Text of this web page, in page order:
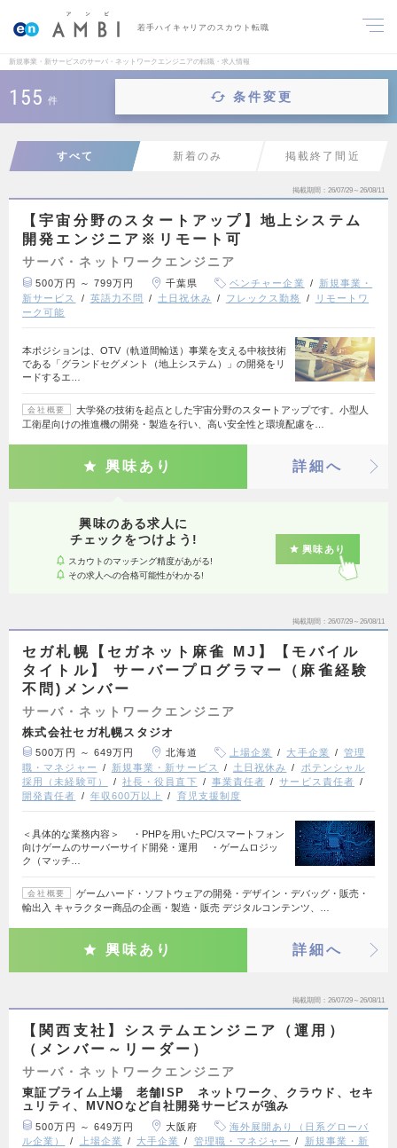
若手ハイキャリアのスカウト転職
新規事業・新サービスのサーバ・ネットワークエンジニアの転職・求人情報
155 件 条件変更
すべて 新着のみ 掲載終了間近
掲載期間 26/07/29～26/08/11
【宇宙分野のスタートアップ】地上システム
開発エンジニア※リモート可
サーバ・ネットワークエンジニア
500万円 ～ 799万円 千葉県 ベンチャー企業
新規事業・
新サービス
英語力不問 土日祝休み フレックス勤務
リモートワ
ーク可能
本ポジションは、OTV（軌道間輸送）事業を支える中核技術
である「グランドセグメント（地上システム）」の開発をリ
ードするエ…
会社概要
大学発の技術を起点とした宇宙分野のスタートアップです。小型人
工衛星向けの推進機の開発・製造を行い、高い安全性と環境配慮を…
興味あり 詳細へ
興味のある求人に
チェックをつけよう!
スカウトのマッチング精度があがる!
その求人への合格可能性がわかる!
興味あり
掲載期間 26/07/29～26/08/11
セガ札幌【セガネット麻雀 MJ】【モバイル
タイトル】 サーバープログラマー（麻雀経験
不問)メンバー
サーバ・ネットワークエンジニア
株式会社セガ札幌スタジオ
500万円 ～ 649万円 北海道 上場企業 大手企業
管理
職・マネジャー
新規事業・新サービス 土日祝休み
ポテンシャル
採用（未経験可）
社長・役員直下 事業責任者
サービス責任者
開発責任者
年収600万以上 育児支援制度
＜具体的な業務内容＞ ・PHPを用いたPC/スマートフォン
向けゲームのサーバーサイド開発・運用 ・ゲームロジッ
ク（マッチ…
会社概要
ゲームハード・ソフトウェアの開発・デザイン・デバッグ・販売・
輸出入 キャラクター商品の企画・製造・販売 デジタルコンテンツ、…
興味あり 詳細へ
掲載期間 26/07/29～26/08/11
【関西支社】システムエンジニア（運用）
（メンバー～リーダー）
サーバ・ネットワークエンジニア
東証プライム上場 老舗ISP ネットワーク、クラウド、セキ
ュリティ、MVNOなど自社開発サービスが強み
500万円 ～ 649万円 大阪府
海外展開あり（日系グローバ
ル企業）
上場企業 大手企業 管理職・マネジャー
新規事業・新